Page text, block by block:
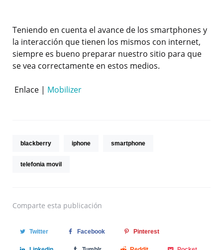
Teniendo en cuenta el avance de los smartphones y
la interacción que tienen los mismos con internet,
siempre es bueno preparar nuestro sitio para que
se vea correctamente en estos medios.
Enlace | Mobilizer
blackberry iphone smartphone
telefonia movil
Comparte esta publicación
Twitter Facebook Pinterest